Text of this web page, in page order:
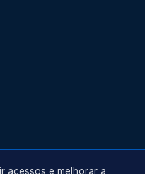
acessos e melhorar a